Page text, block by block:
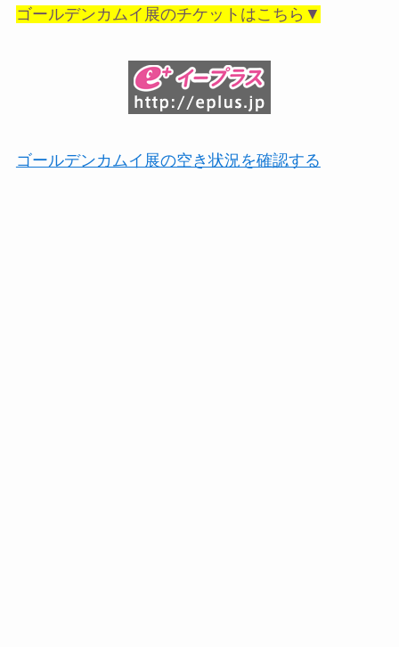
ゴールデンカムイ展のチケットはこちら▼
ゴールデンカムイ展の空き状況を確認する